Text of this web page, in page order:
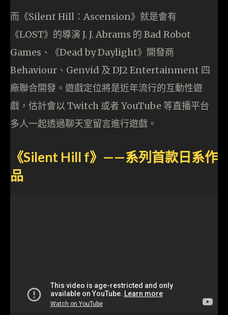
而《Silent Hill：Ascension》就是會有
《LOST》的導演 J. J. Abrams 的 Bad Robot
Games、《Dead by Daylight》開發商
Behaviour、Genvid 及 DJ2 Entertainment 四
廠聯合開發。遊戲定位將是近年流行的互動性遊
戲，估計會以 Twitch 或者 YouTube 等直播平台
多人一起透過聊天室留言進行遊戲。
《Silent Hill f》——系列首款日系作
品